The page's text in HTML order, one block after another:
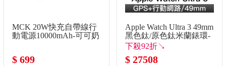
MCK 20W快充自帶線行
動電源10000mAh-可可奶
$ 699
Apple Watch Ultra 3 49mm
黑色鈦/原色鈦米蘭錶環-
L
下殺92折↘
$ 27508